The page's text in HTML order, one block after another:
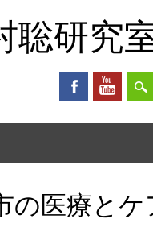
聡研究
の医療とケ